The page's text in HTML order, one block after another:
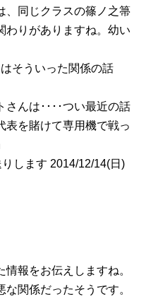
、同じクラスの篠ノ之箒
わりがありますね。幼い
そういった関係の話
さんは････つい最近の話
表を賭けて専用機で戦っ
します 2014/12/14(日)
報をお伝えしますね。
関係だったそうです。